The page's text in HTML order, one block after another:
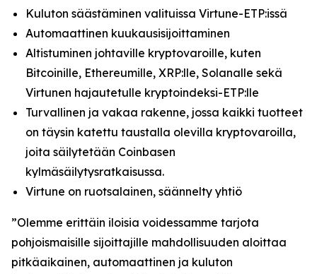
Kuluton säästäminen valituissa Virtune-ETP:issä
Automaattinen kuukausisijoittaminen
Altistuminen johtaville kryptovaroille, kuten
Bitcoinille, Ethereumille, XRP:lle, Solanalle sekä
Virtunen hajautetulle kryptoindeksi-ETP:lle
Turvallinen ja vakaa rakenne, jossa kaikki tuotteet
on täysin katettu taustalla olevilla kryptovaroilla,
joita säilytetään Coinbasen
kylmäsäilytysratkaisussa.
Virtune on ruotsalainen, säännelty yhtiö
”Olemme erittäin iloisia voidessamme tarjota
pohjoismaisille sijoittajille mahdollisuuden aloittaa
pitkäaikainen, automaattinen ja kuluton